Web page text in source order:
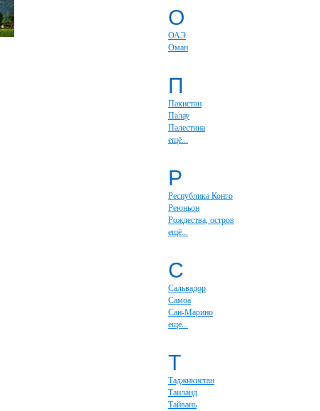
О
ОАЭ
Оман
П
Пакистан
Палау
Палестина
ещё...
Р
Республика Конго
Реюньон
Рождества, остров
ещё...
С
Сальвадор
Самоа
Сан-Марино
ещё...
Т
Таджикистан
Таиланд
Тайвань